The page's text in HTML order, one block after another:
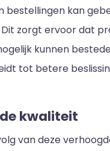
bestellingen kan
zorgt ervoor dat
kunnen
tot betere
kwaliteit
van deze